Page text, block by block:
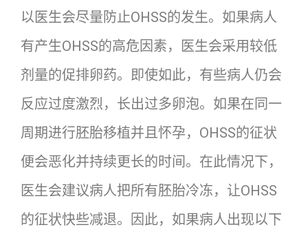
以医生会尽量防止OHSS的发生。如果病人
有产生OHSS的高危因素，医生会采用较低
剂量的促排卵药。即使如此，有些病人仍会
反应过度激烈，长出过多卵泡。如果在同一
周期进行胚胎移植并且怀孕，OHSS的征状
便会恶化并持续更长的时间。在此情况下，
医生会建议病人把所有胚胎冷冻，让OHSS
的征状快些减退。因此，如果病人出现以下